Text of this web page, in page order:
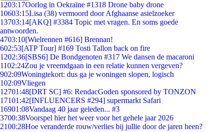
1203:17Oorlog in Oekraïne #1318 Drone baby drone
10603:15Lisa (38) vermoord door Afghaanse asielzoeker
13703:14[AKQ] #3384 Topic met vragen. En soms goede
antwoorden.
4703:10[Wielrennen #616] Brennan!
602:53[ATP Tour] #169 Tosti Tallon back on fire
1202:36[SBS6] De Bondgenoten #317 We dansen de macaroni
1102:24Zou je vreemdgaan in een relatie kunnen vergeven?
902:09Woningtekort: dus ga je woningen slopen, logisch
102:09Vliegen
12701:48[DRT SC] #6: RendacGoden sponsored by TONZON
17101:42[INFLUENCERS #294] supermarkt Safari
16901:08Vandaag 40 jaar geleden... #3
3700:38Voorspel hier het weer voor het gehele jaar 2026
2100:28Hoe veranderde rouw/verlies bij jullie door de jaren heen?